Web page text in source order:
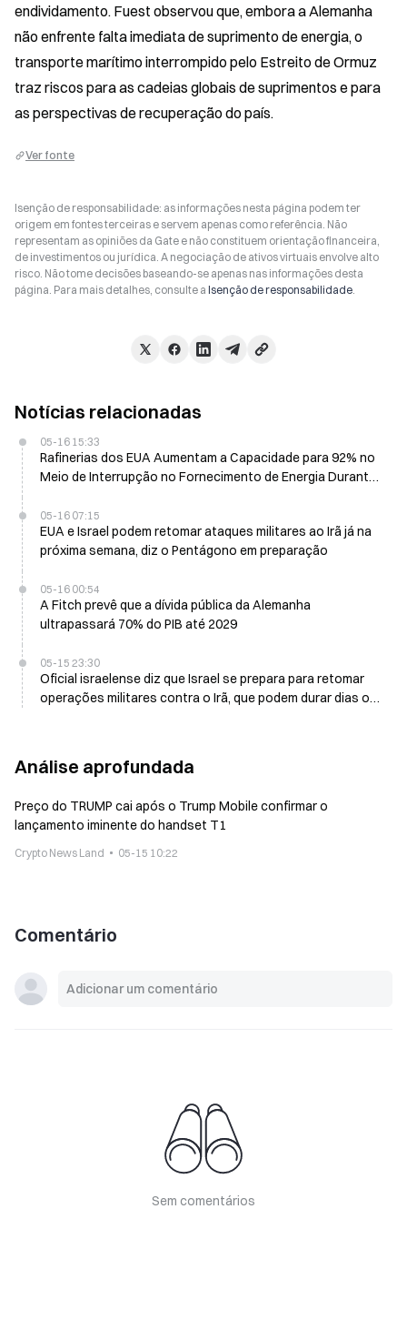
endividamento. Fuest observou que, embora a Alemanha
não enfrente falta imediata de suprimento de energia, o
transporte marítimo interrompido pelo Estreito de Ormuz
traz riscos para as cadeias globais de suprimentos e para
as perspectivas de recuperação do país.
Ver fonte
Isenção de responsabilidade: as informações nesta página podem ter
origem em fontes terceiras e servem apenas como referência. Não
representam as opiniões da Gate e não constituem orientação financeira,
de investimentos ou jurídica. A negociação de ativos virtuais envolve alto
risco. Não tome decisões baseando-se apenas nas informações desta
página. Para mais detalhes, consulte a Isenção de responsabilidade.
Notícias relacionadas
05-16 15:33
Rafinerias dos EUA Aumentam a Capacidade para 92% no
Meio de Interrupção no Fornecimento de Energia Durante
05-16 07:15
EUA e Israel podem retomar ataques militares ao Irã já na
próxima semana, diz o Pentágono em preparação
05-16 00:54
A Fitch prevê que a dívida pública da Alemanha
ultrapassará 70% do PIB até 2029
05-15 23:30
Oficial israelense diz que Israel se prepara para retomar
operações militares contra o Irã, que podem durar dias ou
Análise aprofundada
Preço do TRUMP cai após o Trump Mobile confirmar o
lançamento iminente do handset T1
Crypto News Land 05-15 10:22
Comentário
Sem comentários